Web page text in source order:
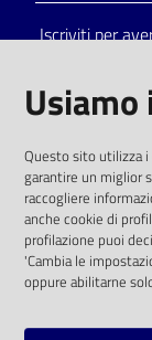
on line
Eventi
Chiedi al
bibliotecario
Avvisi
Iscriviti per
solo alle
comunitaria
SOCIAL
Usiamo
Questo sito utilizza
garantire un miglior
raccogliere
anche cookie di
profilazione puoi
'Cambia le
oppure abilitarne